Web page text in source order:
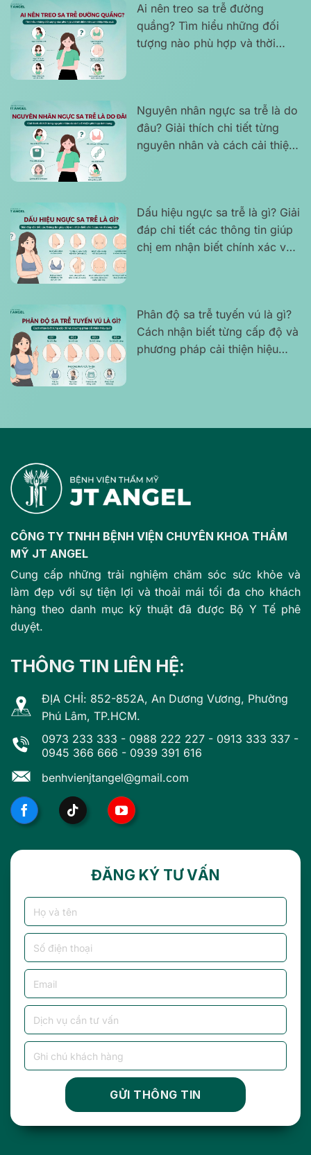
Ai nên treo sa trễ đường
quầng? Tìm hiểu những đối
tượng nào phù hợp và thời
Nguyên nhân ngực sa trễ là do
đâu? Giải thích chi tiết từng
nguyên nhân và cách cải thiện
Dấu hiệu ngực sa trễ là gì? Giải
đáp chi tiết các thông tin giúp
chị em nhận biết chính xác và
Phân độ sa trễ tuyến vú là gì?
Cách nhận biết từng cấp độ và
phương pháp cải thiện hiệu
CÔNG TY TNHH BỆNH VIỆN CHUYÊN KHOA THẨM
MỸ JT ANGEL
Cung cấp những trải nghiệm chăm sóc sức khỏe và
làm đẹp với sự tiện lợi và thoải mái tối đa cho khách
hàng theo danh mục kỹ thuật đã được Bộ Y Tế phê
duyệt.
THÔNG TIN LIÊN HỆ:
ĐỊA CHỈ: 852-852A, An Dương Vương, Phường
Phú Lâm, TP.HCM.
0973 233 333 - 0988 222 227 - 0913 333 337 -
0945 366 666 - 0939 391 616
benhvienjtangel@gmail.com
ĐĂNG KÝ TƯ VẤN